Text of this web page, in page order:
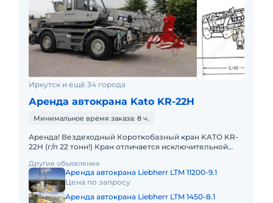
Иркутск и ещё 34 города
Аренда автокрана Kato KR-22H
Минимальное время заказа: 8 ч.
Аренда! Вездеходный Короткобазный кран KATO KR-
22H (г/п 22 тонн!) Кран отличается исключительной
Технические хара
Другие объявления
Аренда автокрана Liebherr LTM 11200-9.1
Цена по запросу
Аренда автокрана Liebherr LTM 1450-8.1